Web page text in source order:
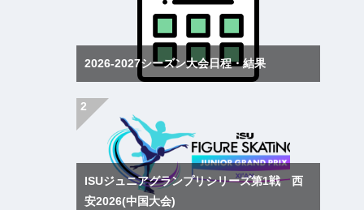
2026-2027シーズン大会日程・結果
ISUジュニアグランプリシリーズ第1戦 西
安2026(中国大会)